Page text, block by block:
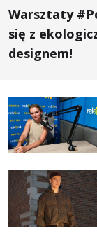
Warsztaty
się z
designem!